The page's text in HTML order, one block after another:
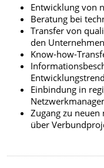
Entwicklung von
Beratung bei
Transfer von
den Unternehmen
Know-how-
Einbindung in
Zugang zu
über